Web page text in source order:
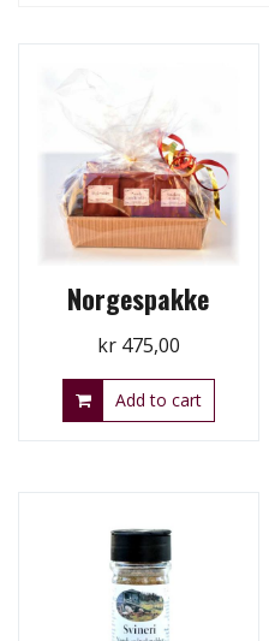
Norgespakke
kr475,00
Add to cart